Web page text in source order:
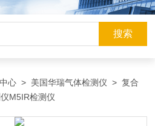
心 > 美国华瑞气体检测仪 >复合
M5IR检测仪